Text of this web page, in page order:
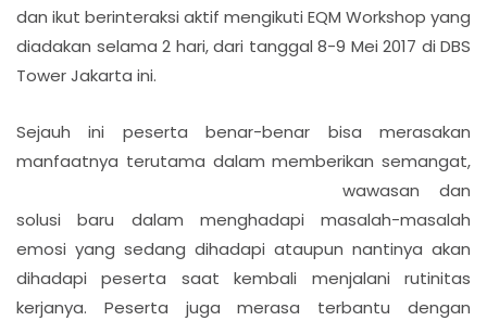
dan ikut berinteraksi aktif mengikuti EQM Workshop yang
diadakan selama 2 hari, dari tanggal 8-9 Mei 2017 di DBS
Tower Jakarta ini.
Sejauh ini peserta benar-benar bisa merasakan
manfaatnya terutama dalam memberikan semangat,
wawasan dan
solusi baru dalam menghadapi masalah-masalah
emosi yang sedang dihadapi ataupun nantinya akan
dihadapi peserta saat kembali menjalani rutinitas
kerjanya. Peserta juga merasa terbantu dengan